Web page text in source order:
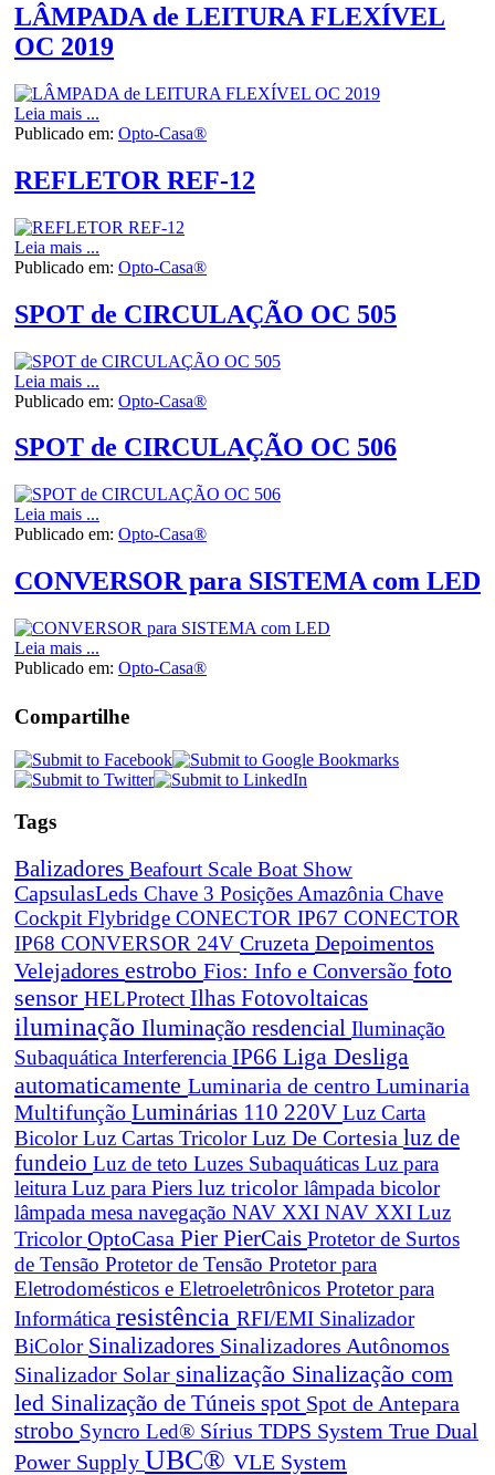
LÂMPADA de LEITURA FLEXÍVEL
OC 2019
Leia mais ...
Publicado em: Opto-Casa®
REFLETOR REF-12
Leia mais ...
Publicado em: Opto-Casa®
SPOT de CIRCULAÇÃO OC 505
Leia mais ...
Publicado em: Opto-Casa®
SPOT de CIRCULAÇÃO OC 506
Leia mais ...
Publicado em: Opto-Casa®
CONVERSOR para SISTEMA com LED
Leia mais ...
Publicado em: Opto-Casa®
Compartilhe
Tags
Balizadores Beafourt Scale Boat Show
CapsulasLeds Chave 3 Posições Amazônia Chave
Cockpit Flybridge CONECTOR IP67 CONECTOR
IP68 CONVERSOR 24V Cruzeta Depoimentos
Velejadores estrobo Fios: Info e Conversão foto
sensor HELProtect Ilhas Fotovoltaicas
iluminação Iluminação resdencial Iluminação
Subaquática Interferencia IP66 Liga Desliga
automaticamente Luminaria de centro Luminaria
Multifunção Luminárias 110 220V Luz Carta
BicolorLuz Cartas TricolorLuz De Cortesia luz de
fundeio Luz de teto Luzes Subaquáticas Luz para
leitura Luz para Piers luz tricolor lâmpada bicolor
lâmpada mesa navegação NAV XXI NAV XXI Luz
TricolorOptoCasa Pier PierCais Protetor de Surtos
de Tensão Protetor de Tensão Protetor para
Eletrodomésticos e Eletroeletrônicos Protetor para
Informática resistência RFI/EMI Sinalizador
BiColor Sinalizadores Sinalizadores Autônomos
Sinalizador Solar sinalização Sinalização com
led Sinalização de Túneis spot Spot de Antepara
strobo Syncro Led® Sírius TDPS System True Dual
Power Supply UBC® VLE System